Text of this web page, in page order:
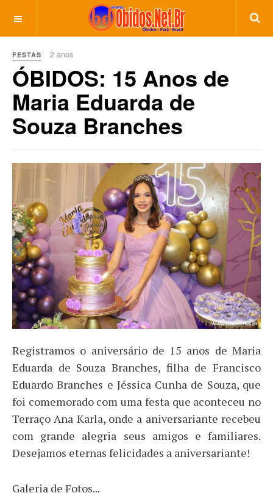
FESTAS 2 anos
ÓBIDOS: 15 Anos de
Maria Eduarda de
Souza Branches
Registramos o aniversário de 15 anos de Maria
Eduarda de Souza Branches, filha de Francisco
Eduardo Branches e Jéssica Cunha de Souza, que
foi comemorado com uma festa que aconteceu no
Terraço Ana Karla, onde a aniversariante recebeu
com grande alegria seus amigos e familiares.
Desejamos eternas felicidades a aniversariante!
Galeria de Fotos...